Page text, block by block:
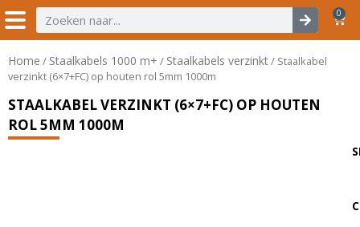
0
Home / Staalkabels 1000 m+ / Staalkabels verzinkt/ Staalkabel
verzinkt (6×7+FC) op houten rol 5mm 1000m
STAALKABEL VERZINKT (6×7+FC) OP HOUTEN
ROL 5MM 1000M